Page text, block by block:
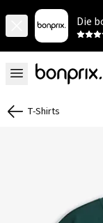
Die
T-Shirts